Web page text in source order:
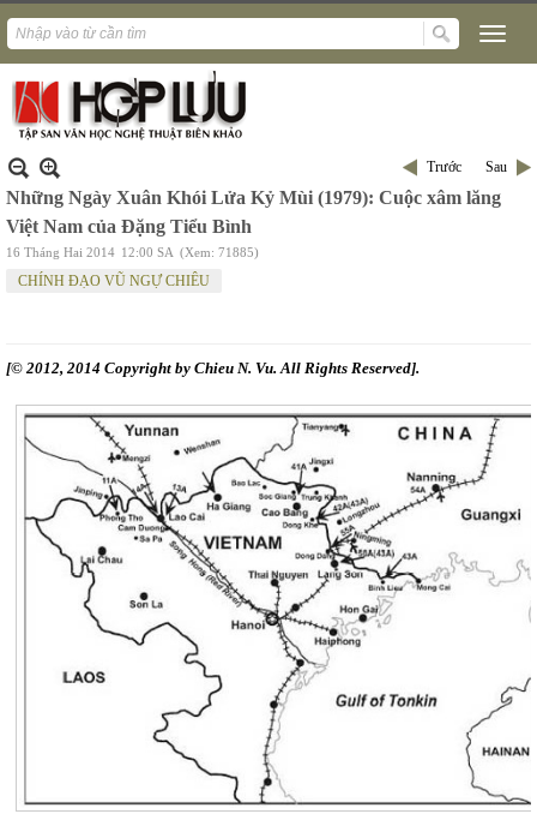
Trước Sau
Những Ngày Xuân Khói Lửa Kỷ Mùi (1979): Cuộc xâm lăng
Việt Nam của Đặng Tiểu Bình
16 Tháng Hai 2014 12:00 SA (Xem: 71885)
CHÍNH ĐẠO VŨ NGỰ CHIÊU
[© 2012, 2014 Copyright by Chieu N. Vu. All Rights Reserved].